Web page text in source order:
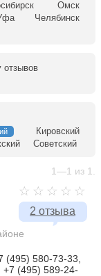
Омск
Челябинск
отзывов
Кировский
Советский
1—1 из 1.
2 отзыва
(495) 580-73-33,
(495) 589-24-